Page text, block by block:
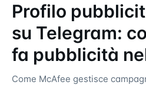
Profilo
su Telegram:
fa pubblicità
Come McAfee gestisce